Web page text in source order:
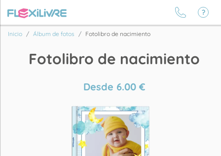
Inicio Álbum de fotos Fotolibro de nacimiento
Fotolibro de nacimiento
Desde 6.00€